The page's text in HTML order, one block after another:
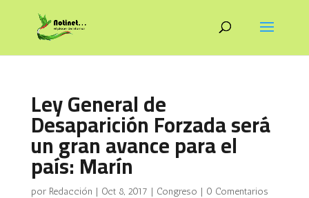
Ley General de
Desaparición Forzada será
un gran avance para el
país: Marín
por Redacción | Oct 8, 2017 | Congreso | 0 Comentarios